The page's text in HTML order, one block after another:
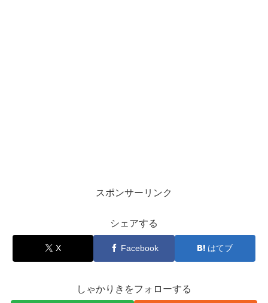
スポンサーリンク
シェアする
X Facebook はてブ
しゃかりきをフォローする